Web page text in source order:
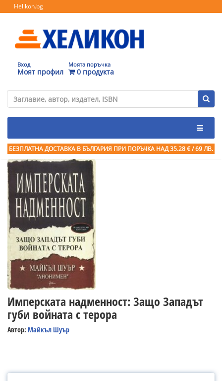
Helikon.bg
Вход
Моят профил
Моята поръчка
0 продукта
БЕЗПЛАТНА ДОСТАВКА В БЪЛГАРИЯ ПРИ ПОРЪЧКА НАД 35.28 € / 69 ЛВ.
Имперската надменност: Защо Западът
губи войната с терора
Автор: Майкъл Шуър